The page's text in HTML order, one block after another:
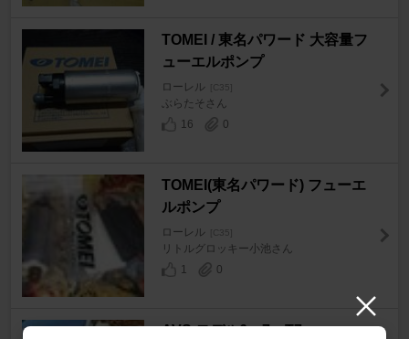
TOMEI / 東名パワード 大容量フ
ューエルポンプ
ローレル [C35]
ぶらたそさん
16
0
TOMEI(東名パワード) フューエ
ルポンプ
ローレル [C35]
リトルグロッキー小池さん
1
0
AVS モデル6、7、T7